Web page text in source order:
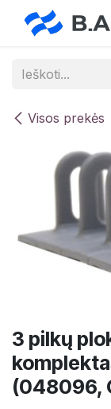
Skip to Content
Visos prekės
3 pilkų
(048096,